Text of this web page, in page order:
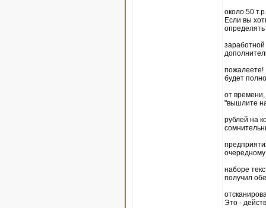
около 50
Если вы
пожалеете!
будет
от
"вышлите
рублей на
наборе
получил
Это -